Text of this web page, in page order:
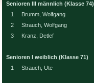
Senioren III männlich (Klasse 74)
1
Brumm, Wolfgang
2
Strauch, Wolfgang
3
Kranz, Detlef
Senioren I weiblich (Klasse 71)
1
Strauch, Ute